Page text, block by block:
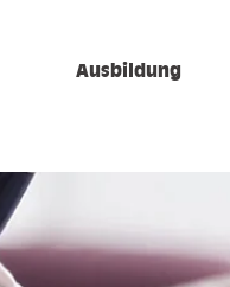
Ausbildung